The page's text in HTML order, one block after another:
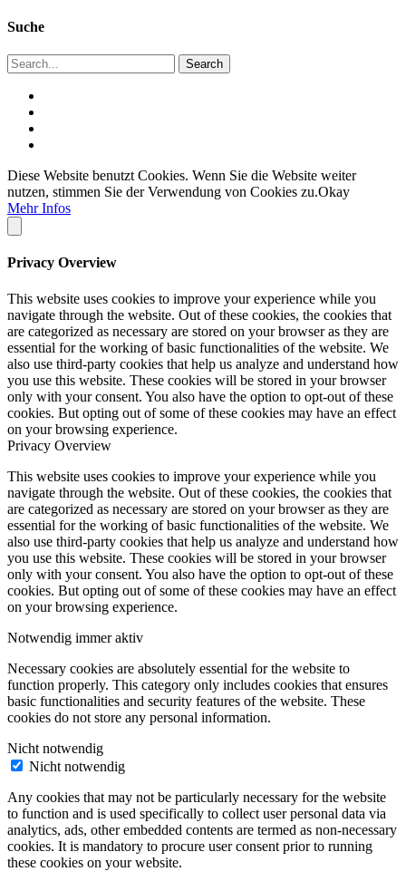
Suche
Diese Website benutzt Cookies. Wenn Sie die Website weiter
nutzen, stimmen Sie der Verwendung von Cookies zu.Okay
Mehr Infos
Privacy Overview
This website uses cookies to improve your experience while you
navigate through the website. Out of these cookies, the cookies that
are categorized as necessary are stored on your browser as they are
essential for the working of basic functionalities of the website. We
also use third-party cookies that help us analyze and understand how
you use this website. These cookies will be stored in your browser
only with your consent. You also have the option to opt-out of these
cookies. But opting out of some of these cookies may have an effect
on your browsing experience.
Privacy Overview
This website uses cookies to improve your experience while you
navigate through the website. Out of these cookies, the cookies that
are categorized as necessary are stored on your browser as they are
essential for the working of basic functionalities of the website. We
also use third-party cookies that help us analyze and understand how
you use this website. These cookies will be stored in your browser
only with your consent. You also have the option to opt-out of these
cookies. But opting out of some of these cookies may have an effect
on your browsing experience.
Notwendig immer aktiv
Necessary cookies are absolutely essential for the website to
function properly. This category only includes cookies that ensures
basic functionalities and security features of the website. These
cookies do not store any personal information.
Nicht notwendig
Nicht notwendig
Any cookies that may not be particularly necessary for the website
to function and is used specifically to collect user personal data via
analytics, ads, other embedded contents are termed as non-necessary
cookies. It is mandatory to procure user consent prior to running
these cookies on your website.